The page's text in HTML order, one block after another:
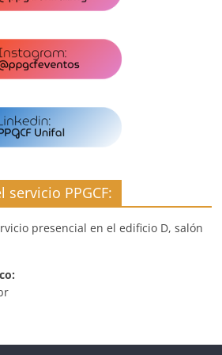
PPGCF:
presencial en el edificio D, salón